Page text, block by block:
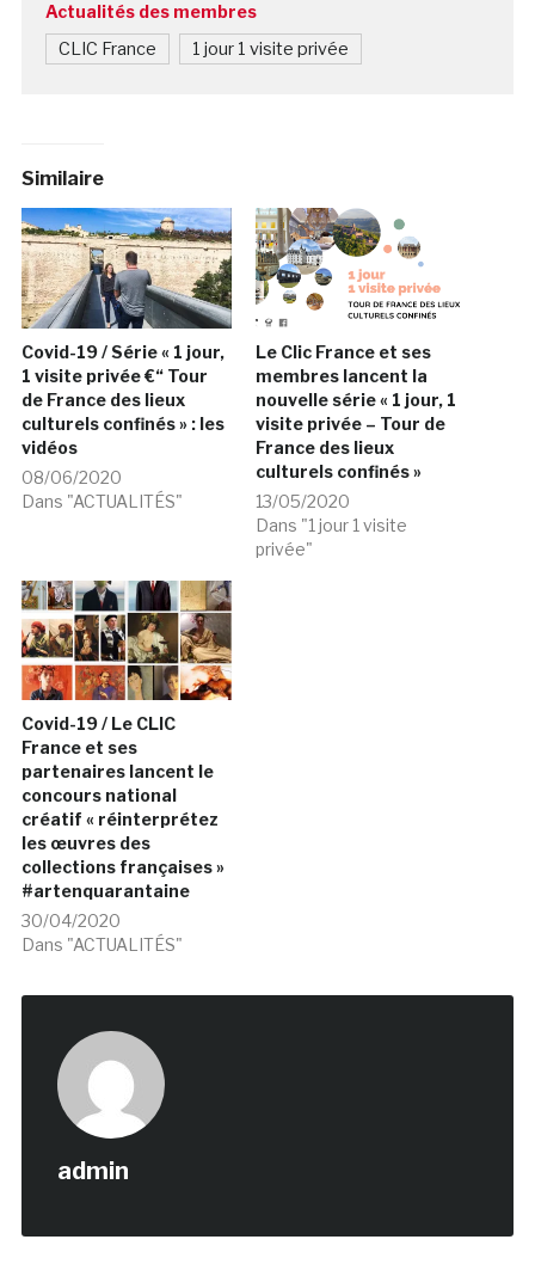
Actualités des membres
CLIC France 1 jour 1 visite privée
Similaire
Covid-19 / Série « 1 jour,
1 visite privée €“ Tour
de France des lieux
culturels confinés » : les
vidéos
08/06/2020
Dans "ACTUALITÉS"
Le Clic France et ses
membres lancent la
nouvelle série « 1 jour, 1
visite privée – Tour de
France des lieux
culturels confinés »
13/05/2020
Dans "1 jour 1 visite
privée"
Covid-19 / Le CLIC
France et ses
partenaires lancent le
concours national
créatif « réinterprétez
les œuvres des
collections françaises »
#artenquarantaine
30/04/2020
Dans "ACTUALITÉS"
admin